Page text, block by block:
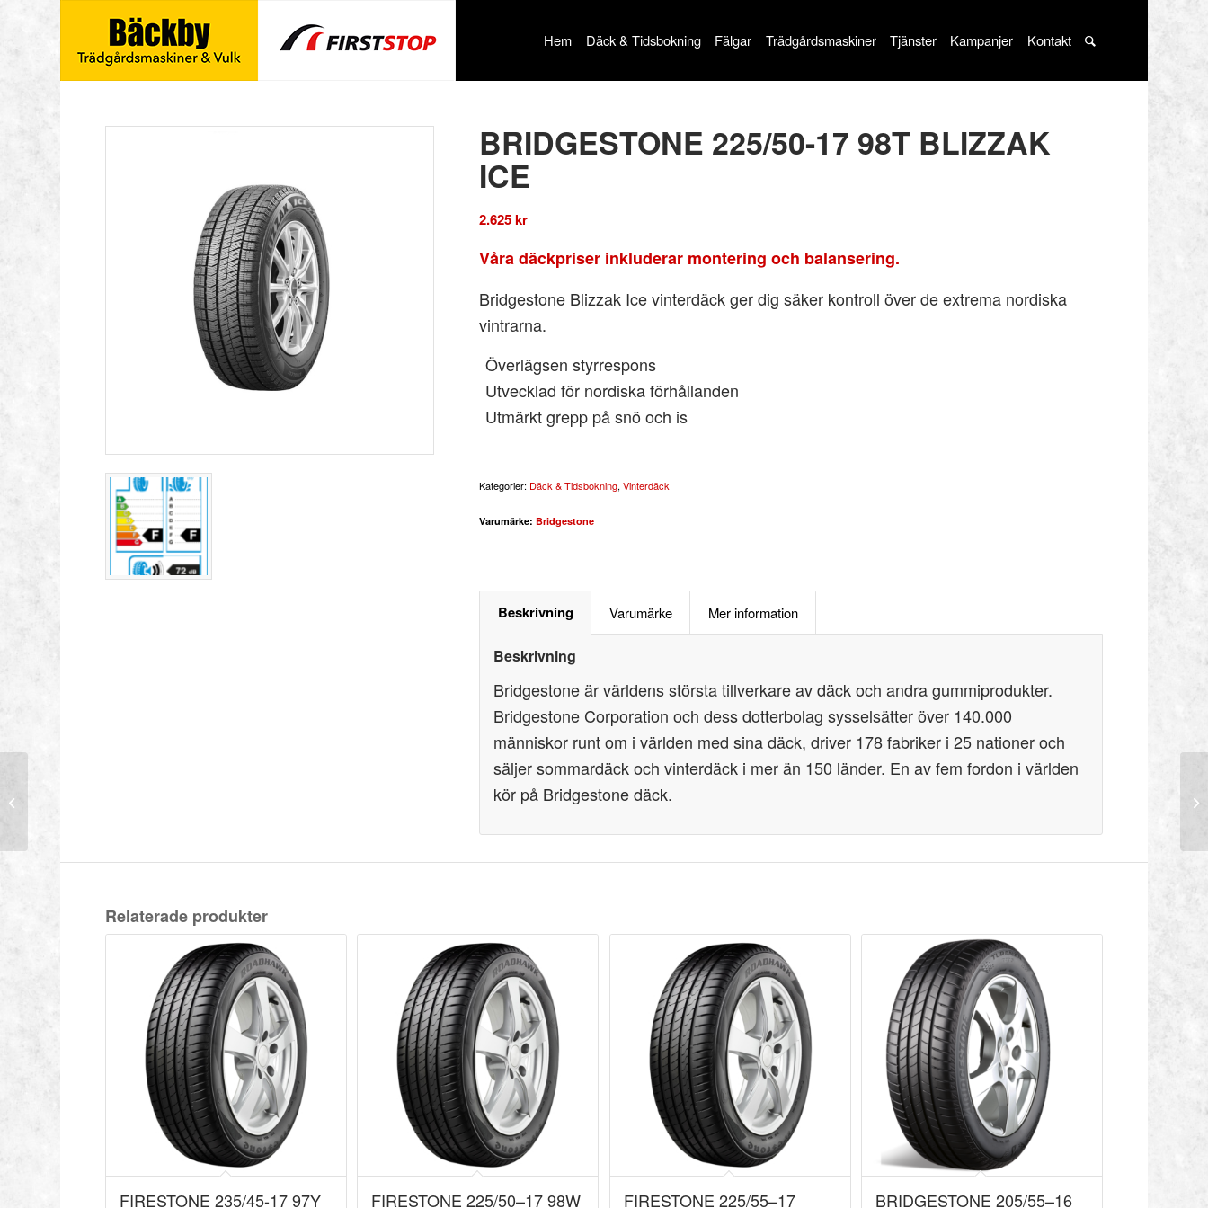
Hem Däck & Tidsbokning Fälgar Trädgårdsmaskiner Tjänster Kampanjer Kontakt
BRIDGESTONE 225/50-17 98T BLIZZAK
ICE
2.625kr
Våra däckpriser inkluderar montering och balansering.
Bridgestone Blizzak Ice vinterdäck ger dig säker kontroll över de extrema nordiska
vintrarna.
Överlägsen styrrespons
Utvecklad för nordiska förhållanden
Utmärkt grepp på snö och is
Kategorier: Däck & Tidsbokning,Vinterdäck
Varumärke:Bridgestone
Beskrivning Varumärke Mer information
Beskrivning
Bridgestone är världens största tillverkare av däck och andra gummiprodukter.
Bridgestone Corporation och dess dotterbolag sysselsätter över 140.000
människor runt om i världen med sina däck, driver 178 fabriker i 25 nationer och
säljer sommardäck och vinterdäck i mer än 150 länder. En av fem fordon i världen
kör på Bridgestone däck.
Relaterade produkter
FIRESTONE 235/45-17 97Y FIRESTONE 225/50–17 98W FIRESTONE 225/55–17 BRIDGESTONE 205/55–16